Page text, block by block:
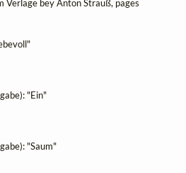
Verlage bey Anton Strauß, pages
"Ein"
"Saum"